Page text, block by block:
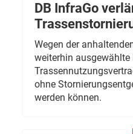
DB InfraGo
Wegen der
weiterhin ausgewählte
ohne
werden können.